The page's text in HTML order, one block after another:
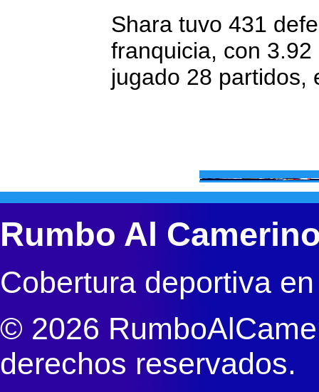
Shara tuvo 431
franquicia, con
jugado 28 partidos,
Rumbo Al
Cobertura deportiva
© 2026
derechos reservados.